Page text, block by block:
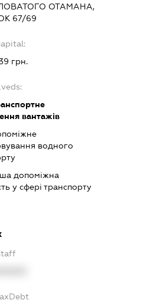
ОТАМАНА,
67/69
грн.
вантажів
водного
допоміжна
у сфері транспорту